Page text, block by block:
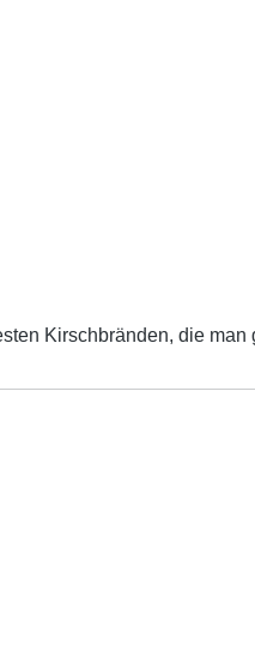
Kirschbränden, die man